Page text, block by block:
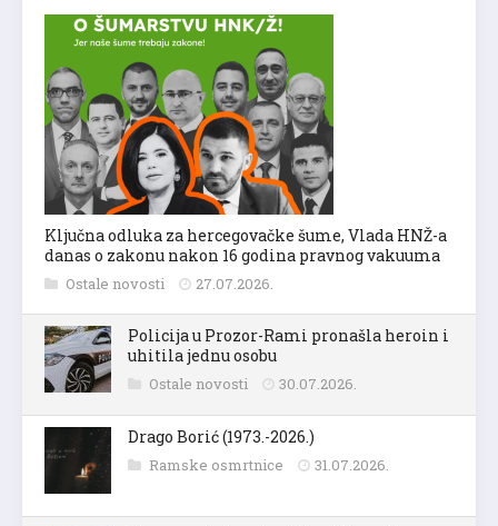
Ključna odluka za hercegovačke šume, Vlada HNŽ-a
danas o zakonu nakon 16 godina pravnog vakuuma
Ostale novosti 27.07.2026.
Policija u Prozor-Rami pronašla heroin i
uhitila jednu osobu
Ostale novosti 30.07.2026.
Drago Borić (1973.-2026.)
Ramske osmrtnice 31.07.2026.